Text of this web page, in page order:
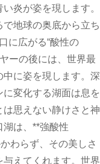
炎が姿を現します。
地球の奥底から立ち
に広がる“酸性の
ーの後には、世界最
に姿を現します。深
変化する湖面は息を
思えない静けさと神
は、**強酸性
わらず、その美しさ
与えてくれます。世界